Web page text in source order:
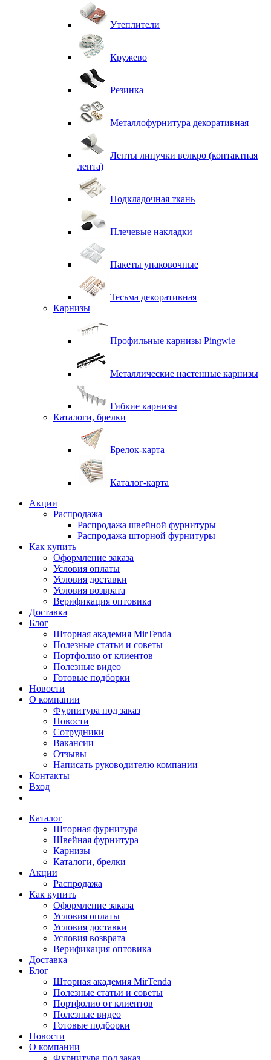
Утеплители
Кружево
Резинка
Металлофурнитура декоративная
Ленты липучки велкро (контактная
лента)
Подкладочная ткань
Плечевые накладки
Пакеты упаковочные
Тесьма декоративная
Карнизы
Профильные карнизы Pingwie
Металлические настенные карнизы
Гибкие карнизы
Каталоги, брелки
Брелок-карта
Каталог-карта
Акции
Распродажа
Распродажа швейной фурнитуры
Распродажа шторной фурнитуры
Как купить
Оформление заказа
Условия оплаты
Условия доставки
Условия возврата
Верификация оптовика
Доставка
Блог
Шторная академия MirTenda
Полезные статьи и советы
Портфолио от клиентов
Полезные видео
Готовые подборки
Новости
О компании
Фурнитура под заказ
Новости
Сотрудники
Вакансии
Отзывы
Написать руководителю компании
Контакты
Вход
Каталог
Шторная фурнитура
Швейная фурнитура
Карнизы
Каталоги, брелки
Акции
Распродажа
Как купить
Оформление заказа
Условия оплаты
Условия доставки
Условия возврата
Верификация оптовика
Доставка
Блог
Шторная академия MirTenda
Полезные статьи и советы
Портфолио от клиентов
Полезные видео
Готовые подборки
Новости
О компании
Фурнитура под заказ